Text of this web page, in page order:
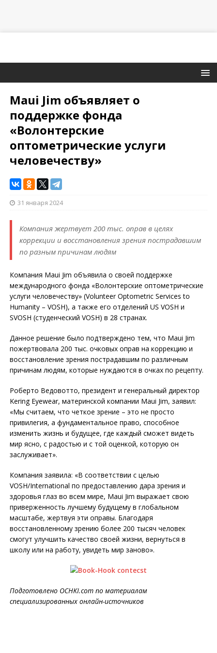
Maui Jim объявляет о
поддержке фонда
«Волонтерские
оптометрические услуги
человечеству»
31 января 2024
Компания жертвует 200 тыс. оправ в целях
коррекции и восстановления зрения пострадавшим
по разным причинам людям
Компания Maui Jim объявила о своей поддержке
международного фонда «Волонтерские оптометрические
услуги человечеству» (Volunteer Optometric Services to
Humanity – VOSH), а также его отделений US VOSH и
SVOSH (студенческий VOSH) в 28 странах.
Данное решение было подтверждено тем, что Maui Jim
пожертвовала 200 тыс. очковых оправ на коррекцию и
восстановление зрения пострадавшим по различным
причинам людям, которые нуждаются в очках по рецепту.
Роберто Ведовотто, президент и генеральный директор
Kering Eyewear, материнской компании Maui Jim, заявил:
«Мы считаем, что четкое зрение – это не просто
привилегия, а фундаментальное право, способное
изменить жизнь и будущее, где каждый сможет видеть
мир ясно, с радостью и с той оценкой, которую он
заслуживает».
Компания заявила: «В соответствии с целью
VOSH/International по предоставлению дара зрения и
здоровья глаз во всем мире, Maui Jim выражает свою
приверженность лучшему будущему в глобальном
масштабе, жертвуя эти оправы. Благодаря
восстановленному зрению более 200 тысяч человек
смогут улучшить качество своей жизни, вернуться в
школу или на работу, увидеть мир заново».
Подготовлено OCHKI.com по материалам
специализированных онлайн-источников